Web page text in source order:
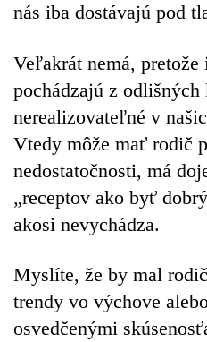
nás iba dostávajú pod
Veľakrát nemá,
pochádzajú z
nerealizovateľné v
Vtedy môže mať rodič
nedostatočnosti, má
„receptov ako byť
akosi nevychádza.
Myslíte, že by mal
trendy vo výchove
osvedčenými